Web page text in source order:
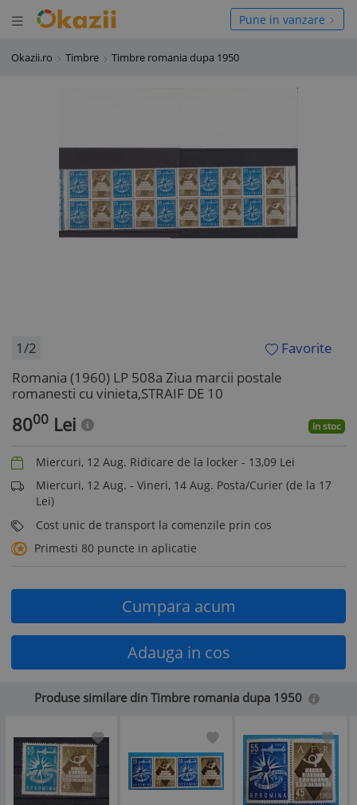
Deschide meniul
meniul Pune in vanzare
Okazii.ro Timbre Timbre romania dupa 1950
1/2
Favorite
Romania (1960) LP 508a Ziua marcii postale
romanesti cu vinieta,STRAIF DE 10
8000 Lei in stoc
Miercuri, 12 Aug. Ridicare de la locker - 13,09 Lei
Miercuri, 12 Aug. - Vineri, 14 Aug. Posta/Curier (de la 17
Lei)
Cost unic de transport la comenzile prin cos
Primesti 80 puncte in aplicatie
Cumpara acum
Adauga in cos
Produse similare din Timbre romania dupa 1950